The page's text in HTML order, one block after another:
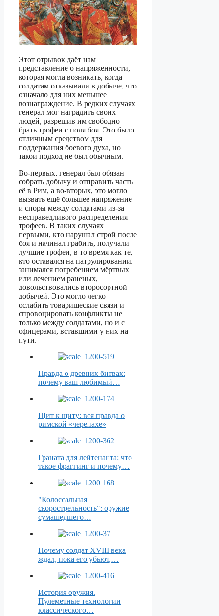
Этот отрывок даёт нам
представление о напряжённости,
которая могла возникать, когда
солдатам отказывали в добыче, что
означало для них меньшее
вознаграждение. В редких случаях
генерал мог наградить своих
людей, разрешив им свободно
брать трофеи с поля боя. Это было
отличным средством для
поддержания боевого духа, но
такой подход не был обычным.
Во-первых, генерал был обязан
собрать добычу и отправить часть
её в Рим, а во-вторых, это могло
вызвать ещё большее напряжение
и споры между солдатами из-за
несправедливого распределения
трофеев. В таких случаях
первыми, кто нарушал строй после
боя и начинал грабить, получали
лучшие трофеи, в то время как те,
кто оставался на патрулировании,
занимался погребением мёртвых
или лечением раненых,
довольствовались второсортной
добычей. Это могло легко
ослабить товарищеские связи и
спровоцировать конфликты не
только между солдатами, но и с
офицерами, вставшими у них на
пути.
Правда о древних битвах:
почему ваш любимый…
Щит к щиту: вся правда о
римской «черепахе»
Граната для лейтенанта: что
такое фраггинг и почему…
"Колоссальная
скорострельность": оружие
сумашедшего…
Почему солдат XVIII века
ждал, пока его убьют,…
История оружия.
Пулеметные технологии
классического…